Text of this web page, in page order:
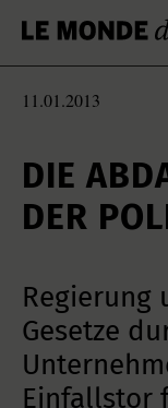
11.01.2013
DIE
DER
Regierung
Gesetze
Einfallstor